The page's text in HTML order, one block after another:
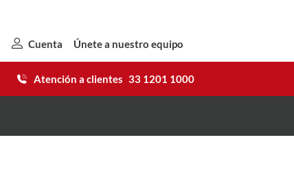
Cuenta Únete a nuestro equipo
Atención a clientes 33 1201 1000